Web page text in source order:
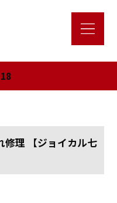
修理 【ジョイカル七